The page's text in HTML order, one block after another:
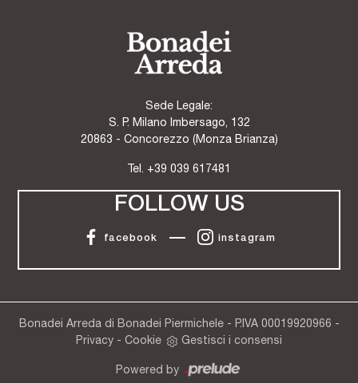
Sede Legale:
S. P. Milano Imbersago, 132
20863 - Concorezzo (Monza Brianza)
Tel. +39 039 617481
FOLLOW US
facebook instagram
Bonadei Arreda di Bonadei Piermichele - P.IVA 00019920966 -
Privacy - Cookie Gestisci i consensi
Powered by